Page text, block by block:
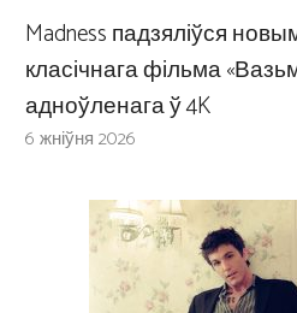
Madness падзяліўся
класічнага фільма
адноўленага ў 4K
6 жніўня 2026